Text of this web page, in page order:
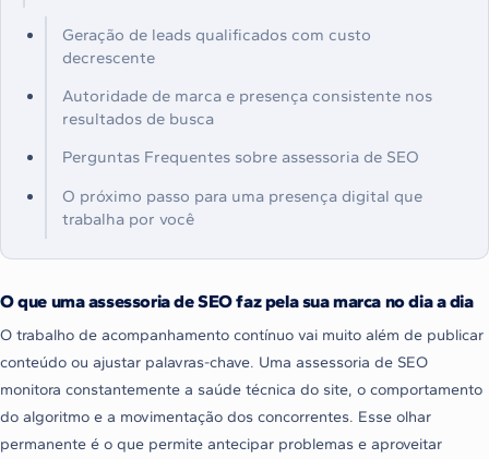
Geração de leads qualificados com custo
decrescente
Autoridade de marca e presença consistente nos
resultados de busca
Perguntas Frequentes sobre assessoria de SEO
O próximo passo para uma presença digital que
trabalha por você
O que uma assessoria de SEO faz pela sua marca no dia a dia
O trabalho de acompanhamento contínuo vai muito além de publicar
conteúdo ou ajustar palavras-chave. Uma assessoria de SEO
monitora constantemente a saúde técnica do site, o comportamento
do algoritmo e a movimentação dos concorrentes. Esse olhar
permanente é o que permite antecipar problemas e aproveitar